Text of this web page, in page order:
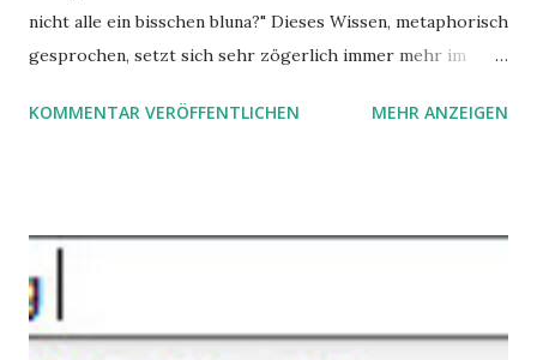
nicht alle ein bisschen bluna?" Dieses Wissen, metaphorisch
gesprochen, setzt sich sehr zögerlich immer mehr im
gleich. Im Arbeitskontext kann es zu nicht verstandenen
Angstzuständen ihrer Mitglieder. Dafür könnte es Gründe
geben, die weitgehend noch im Dunkeln zu liegen scheinen.
KOMMENTAR VERÖFFENTLICHEN MEHR ANZEIGEN